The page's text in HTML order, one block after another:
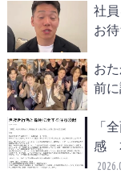
社
お
お
前
「
感